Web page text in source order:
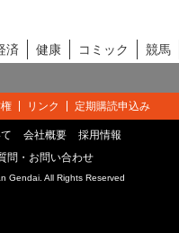
済 健康 コミック 競馬
リンク 定期購読申込み
会社概要
採用情報
問・お問い合わせ
Gendai. All Rights Reserved